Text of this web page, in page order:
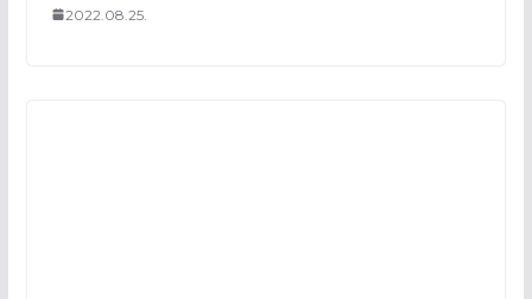
2022.08.25.